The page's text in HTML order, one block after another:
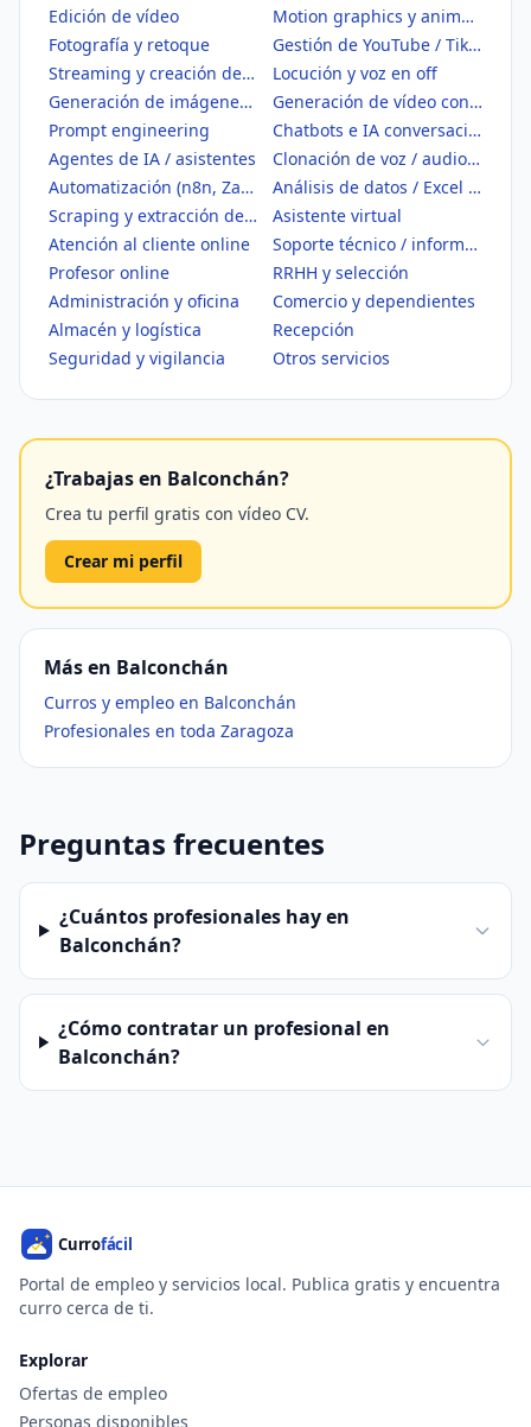
Edición de vídeo
Motion graphics y animación
Fotografía y retoque
Gestión de YouTube / TikTok
Streaming y creación de contenido
Locución y voz en off
Generación de imágenes con IA
Generación de vídeo con IA
Prompt engineering
Chatbots e IA conversacional
Agentes de IA / asistentes
Clonación de voz / audio IA
Automatización (n8n, Zapier, Make)
Análisis de datos / Excel / BI
Scraping y extracción de datos
Asistente virtual
Atención al cliente online
Soporte técnico / informático
Profesor online
RRHH y selección
Administración y oficina
Comercio y dependientes
Almacén y logística
Recepción
Seguridad y vigilancia
Otros servicios
¿Trabajas en Balconchán?
Crea tu perfil gratis con vídeo CV.
Crear mi perfil
Más en Balconchán
Curros y empleo en Balconchán
Profesionales en toda Zaragoza
Preguntas frecuentes
¿Cuántos profesionales hay en
Balconchán?
¿Cómo contratar un profesional en
Balconchán?
Portal de empleo y servicios local. Publica gratis y encuentra
curro cerca de ti.
Explorar
Ofertas de empleo
Personas disponibles